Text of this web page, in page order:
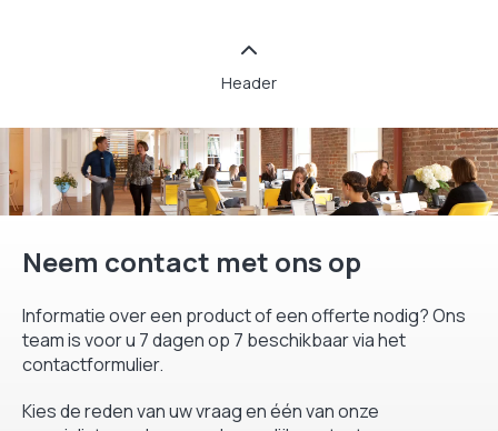
Header
Neem contact met ons op
Informatie over een product of een offerte nodig? Ons
team is voor u 7 dagen op 7 beschikbaar via het
contactformulier.
Kies de reden van uw vraag en één van onze